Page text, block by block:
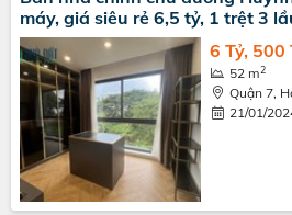
máy, giá siêu rẻ 6,5 tỷ, 1 trệt 3
6 Tỷ,
52 m2
Quận 7,
21/01/